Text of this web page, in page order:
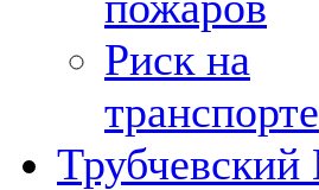
Риск на
транспорте